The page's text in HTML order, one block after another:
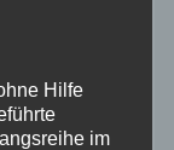
Hilfe
im